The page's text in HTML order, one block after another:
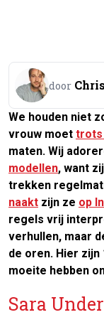
door
We houden niet
vrouw moet trots
maten. Wij
modellen, want
trekken
naakt zijn ze op
regels vrij
verhullen, maar
de oren. Hier
moeite hebben
Sara